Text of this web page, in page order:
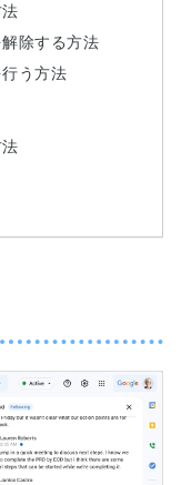
除する方法
う方法